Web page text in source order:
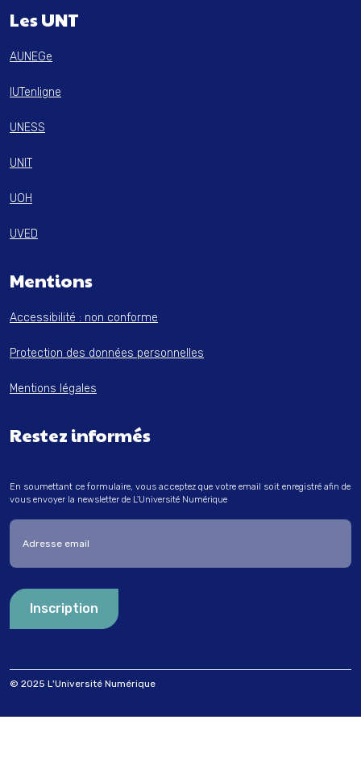
Les UNT
AUNEGe
IUTenligne
UNESS
UNIT
UOH
UVED
Mentions
Accessibilité : non conforme
Protection des données personnelles
Mentions légales
Restez informés
En soumettant ce formulaire, vous acceptez que votre email soit enregistré afin de
vous envoyer la newsletter de L'Université Numérique
© 2025 L'Université Numérique